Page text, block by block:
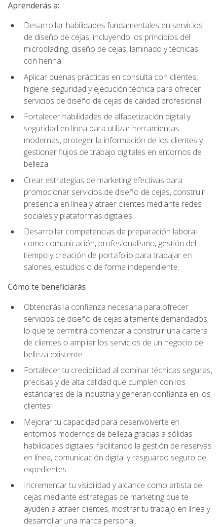
Aprenderás a:
Desarrollar habilidades fundamentales en servicios
de diseño de cejas, incluyendo los principios del
microblading, diseño de cejas, laminado y técnicas
con henna.
Aplicar buenas prácticas en consulta con clientes,
higiene, seguridad y ejecución técnica para ofrecer
servicios de diseño de cejas de calidad profesional.
Fortalecer habilidades de alfabetización digital y
seguridad en línea para utilizar herramientas
modernas, proteger la información de los clientes y
gestionar flujos de trabajo digitales en entornos de
belleza.
Crear estrategias de marketing efectivas para
promocionar servicios de diseño de cejas, construir
presencia en línea y atraer clientes mediante redes
sociales y plataformas digitales.
Desarrollar competencias de preparación laboral
como comunicación, profesionalismo, gestión del
tiempo y creación de portafolio para trabajar en
salones, estudios o de forma independiente.
Cómo te beneficiarás
Obtendrás la confianza necesaria para ofrecer
servicios de diseño de cejas altamente demandados,
lo que te permitirá comenzar a construir una cartera
de clientes o ampliar los servicios de un negocio de
belleza existente.
Fortalecer tu credibilidad al dominar técnicas seguras,
precisas y de alta calidad que cumplen con los
estándares de la industria y generan confianza en los
clientes.
Mejorar tu capacidad para desenvolverte en
entornos modernos de belleza gracias a sólidas
habilidades digitales, facilitando la gestión de reservas
en línea, comunicación digital y resguardo seguro de
expedientes.
Incrementar tu visibilidad y alcance como artista de
cejas mediante estrategias de marketing que te
ayuden a atraer clientes, mostrar tu trabajo en línea y
desarrollar una marca personal.